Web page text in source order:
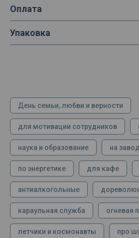
Оплата
Упаковка
День семьи, любви и верности
для мотивации сотрудников
наука и образование на завод
по энергетике для кафе
антиалкогольные
караульная служба огневая
летчики и космонавты про